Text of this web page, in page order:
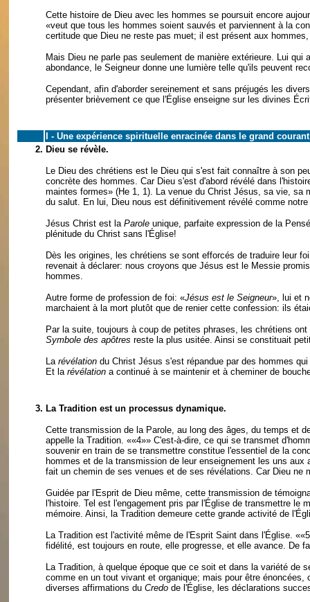
Cette histoire de Dieu avec les hommes se poursuit encore
«veut que tous les hommes soient sauvés et parviennent à la
certitude que Dieu ne reste pas muet; il est présent aux
Mais Dieu ne parle pas seulement de manière extérieure. Lui
abondance, le Seigneur donne une lumière telle qu'ils peuvent
Cependant, afin d'aborder sereinement et sans préjugés les
présenter brièvement ce que l'Église enseigne sur les divines
I - Une expérience spirituelle enracinée dans le grand
2. Dieu se révèle.
Le Dieu des chrétiens est le Dieu qui s'est fait connaître à son
concrète des hommes. Car Dieu s'est d'abord révélé dans
maintes formes» (He 1, 1). La venue du Christ Jésus, sa vie, sa
du salut. En lui, Dieu nous est définitivement révélé comme
Jésus Christ est la Parole unique, parfaite expression de la
plénitude du Christ sans l'Église!
Dès les origines, les chrétiens se sont efforcés de traduire leur
revenait à déclarer: nous croyons que Jésus est le Messie
hommes.
Autre forme de profession de foi: «Jésus est le Seigneur», lui et
marchaient à la mort plutôt que de renier cette confession: ils
Par la suite, toujours à coup de petites phrases, les chrétiens
Symbole des apôtres reste la plus usitée. Ainsi se constituait
La révélation du Christ Jésus s'est répandue par des hommes
Et la révélation a continué à se maintenir et à cheminer de
3. La Tradition est un processus dynamique.
Cette transmission de la Parole, au long des âges, du temps et
appelle la Tradition. ««4»» C'est-à-dire, ce qui se transmet
souvenir en train de se transmettre constitue l'essentiel de la
hommes et de la transmission de leur enseignement les uns
fait un chemin de ses venues et de ses révélations. Car Dieu ne
Guidée par l'Esprit de Dieu même, cette transmission de
l'histoire. Tel est l'engagement pris par l'Église de transmettre le
mémoire. Ainsi, la Tradition demeure cette grande activité de
La Tradition est l'activité même de l'Esprit Saint dans l'Église.
fidélité, est toujours en route, elle progresse, et elle avance. De
La Tradition, à quelque époque que ce soit et dans la variété
comme en un tout vivant et organique; mais pour être
diverses affirmations du Credo de l'Église, les déclarations